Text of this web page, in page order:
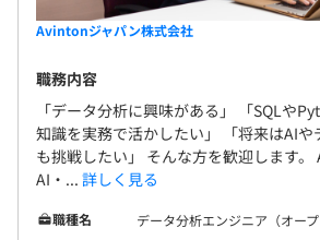
Avintonジャパン株式会社
職務内容
「データ分析に興味がある」 「SQLや
知識を実務で活かしたい」 「将来はAIや
も挑戦したい」 そんな方を歓迎します。
AI・... 詳しく見る
職種名
データ分析エンジニア（オープ